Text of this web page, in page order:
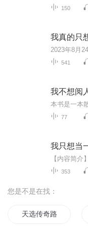
150
我真的只
541
77
353
您是不是在找：
天选传奇路